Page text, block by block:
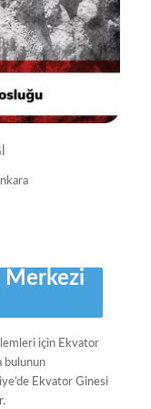
Merkezi
için Ekvator
bulunun
Ekvator Ginesi